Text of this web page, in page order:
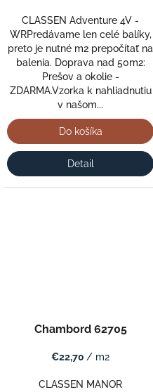
CLASSEN Adventure 4V -
WRPredávame len celé balíky,
preto je nutné m2 prepočítať na
balenia. Doprava nad 50m2:
Prešov a okolie -
ZDARMA.Vzorka k nahliadnutiu
v našom...
Do košíka
Detail
Chambord 62705
€22,70 / m2
CLASSEN MANOR